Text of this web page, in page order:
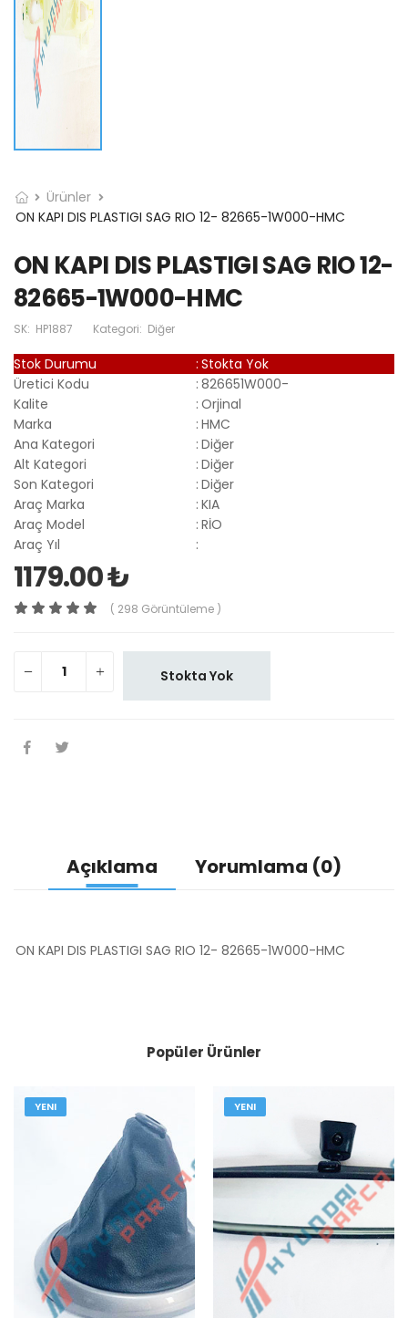
Ürünler
ON KAPI DIS PLASTIGI SAG RIO 12- 82665-1W000-HMC
ON KAPI DIS PLASTIGI SAG RIO 12-
82665-1W000-HMC
SK: HP1887 Kategori: Diğer
Stok Durumu : Stokta Yok
Üretici Kodu
: 826651W000-
Kalite
: Orjinal
Marka
: HMC
Ana Kategori
: Diğer
Alt Kategori
: Diğer
Son Kategori
: Diğer
Araç Marka
: KIA
Araç Model
: RİO
Araç Yıl
:
1179.00 ₺
( 298 Görüntüleme )
Stokta Yok
Açıklama Yorumlama (0)
ON KAPI DIS PLASTIGI SAG RIO 12- 82665-1W000-HMC
Popüler Ürünler
YENI YENI